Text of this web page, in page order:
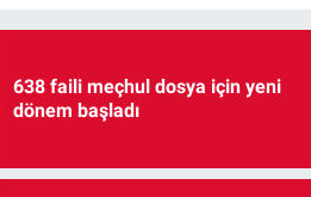
638 faili meçhul dosya için yeni
dönem başladı